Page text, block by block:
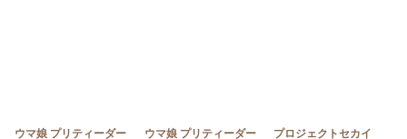
ウマ娘 プリティーダー
ウマ娘 プリティーダー
プロジェクトセカイ